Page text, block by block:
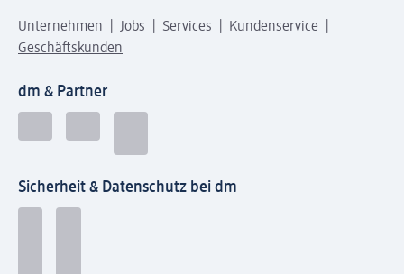
Unternehmen Jobs Services
Kundenservice
Geschäftskunden
dm & Partner
Sicherheit & Datenschutz bei dm